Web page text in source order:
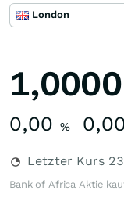
London
1,0000
0,00 %
Letzter Kurs
Bank of Africa Aktie